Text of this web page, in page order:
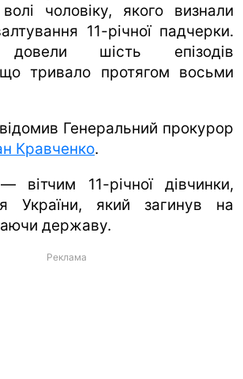
чоловіку, якого визнали
11-річної падчерки.
довели шість епізодів
тривало протягом восьми
Генеральний прокурор
Кравченко.
вітчим 11-річної дівчинки,
України, який загинув на
державу.
Реклама